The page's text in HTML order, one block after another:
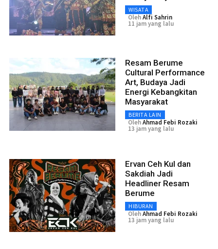
WISATA
OlehAlfi Sahrin
11 jam yang lalu
Resam Berume
Cultural Performance
Art, Budaya Jadi
Energi Kebangkitan
Masyarakat
BERITA LAIN
OlehAhmad Febi Rozaki
13 jam yang lalu
Ervan Ceh Kul dan
Sakdiah Jadi
Headliner Resam
Berume
HIBURAN
OlehAhmad Febi Rozaki
13 jam yang lalu